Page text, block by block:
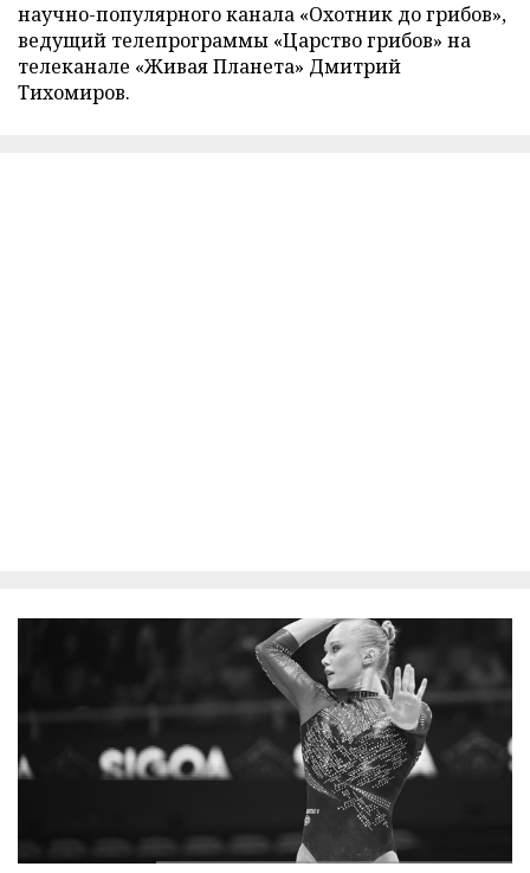
научно-популярного канала «Охотник до грибов»,
ведущий телепрограммы «Царство грибов» на
телеканале «Живая Планета» Дмитрий
Тихомиров.